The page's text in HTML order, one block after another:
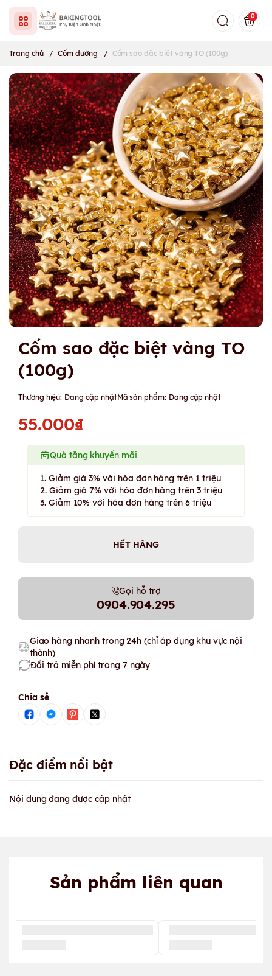
0
Trang chủ / Cốm đường / Cốm sao đặc biệt vàng TO (100g)
Cốm sao đặc biệt vàng TO
(100g)
Thương hiệu: Đang cập nhậtMã sản phẩm: Đang cập nhật
55.000₫
Quà tặng khuyến mãi
1. Giảm giá 3% với hóa đơn hàng trên 1 triệu
2. Giảm giá 7% với hóa đơn hàng trên 3 triệu
3. Giảm 10% với hóa đơn hàng trên 6 triệu
HẾT HÀNG
Gọi hỗ trợ
0904.904.295
Giao hàng nhanh trong 24h (chỉ áp dụng khu vực nội
thành)
Đổi trả miễn phí trong 7 ngày
Chia sẻ
Đặc điểm nổi bật
Nội dung đang được cập nhật
Sản phẩm liên quan